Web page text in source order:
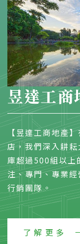
昱達工商
【昱達工商地產
店，我們深入耕耘
庫超過500組以上
注、專門、專業經
行銷團隊。
了解更多